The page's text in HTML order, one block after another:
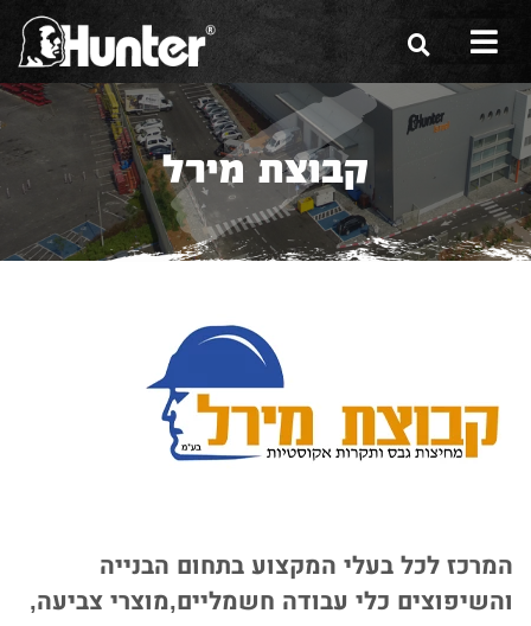
הסיפור שלנו
הכלים שלנו
תערוכות
צור קשר
קבוצת מירל
המרכז לכל בעלי המקצוע בתחום הבנייה
והשיפוצים כלי עבודה חשמליים,מוצרי צביעה,